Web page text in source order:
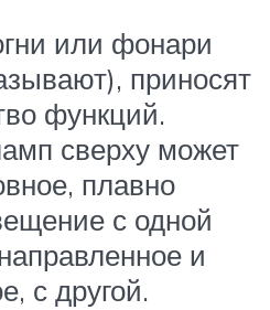
или фонари
приносят
функций.
сверху может
плавно
с одной
и
с другой.